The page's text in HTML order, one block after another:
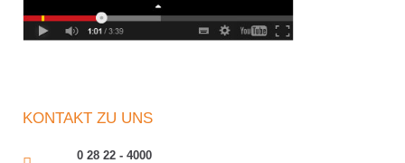
KONTAKT ZU UNS
0 28 22 - 4000